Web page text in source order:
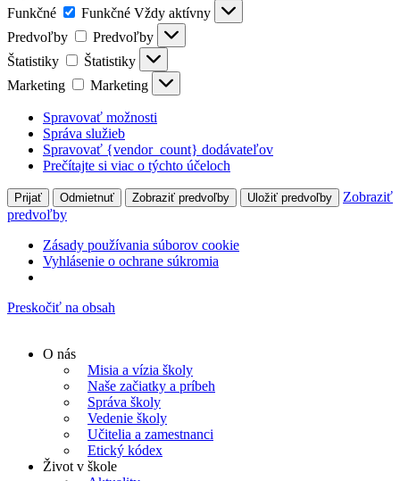
Funkčné
Funkčné Vždy aktívny
Predvoľby
Predvoľby
Štatistiky
Štatistiky
Marketing
Marketing
Spravovať možnosti
Správa služieb
Spravovať {vendor_count} dodávateľov
Prečítajte si viac o týchto účeloch
Prijať Odmietnuť Zobraziť predvoľby Uložiť predvoľby
Zobraziť
predvoľby
Zásady používania súborov cookie
Vyhlásenie o ochrane súkromia
Preskočiť na obsah
O nás
Misia a vízia školy
Naše začiatky a príbeh
Správa školy
Vedenie školy
Učitelia a zamestnanci
Etický kódex
Život v škole